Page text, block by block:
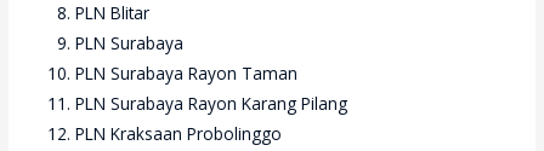
PLN Blitar
PLN Surabaya
PLN Surabaya Rayon Taman
PLN Surabaya Rayon Karang Pilang
PLN Kraksaan Probolinggo